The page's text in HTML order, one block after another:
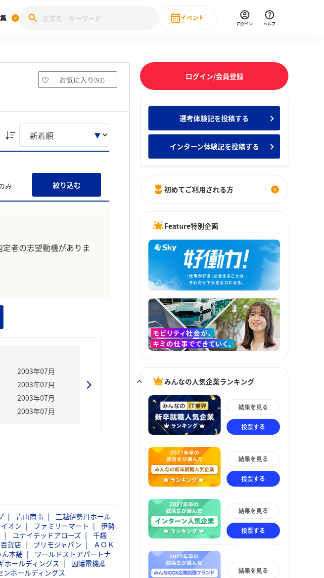
キャンペーン
みんなの新卒就職人気企業ランキング みんなのインターン人気企業ランキ
28卒 IT・DX現場社員インタビュー
イベント
直近のイベント一覧
ログイン ヘルプ
お気に入り (92)
み 絞り込む
定者の志望動機がありま
2003年07月
2003年07月
2003年07月
2003年07月
青山商事
三越伊勢丹ホール
イオン ファミリーマート
伊勢
ユナイテッドアローズ
千趣
貨店 プリモジャパン
ＡＯＫ
本舗
ワールドストアパートナ
ホールディングス
因幡電機産
ンホールディングス
ログイン/会員登録
選考体験記を投稿する
インターン体験記を投稿する
初めてご利用される方
Feature特別企画
みんなの人気企業ランキング
結果を見る
投票する
結果を見る
投票する
結果を見る
投票する
結果を見る